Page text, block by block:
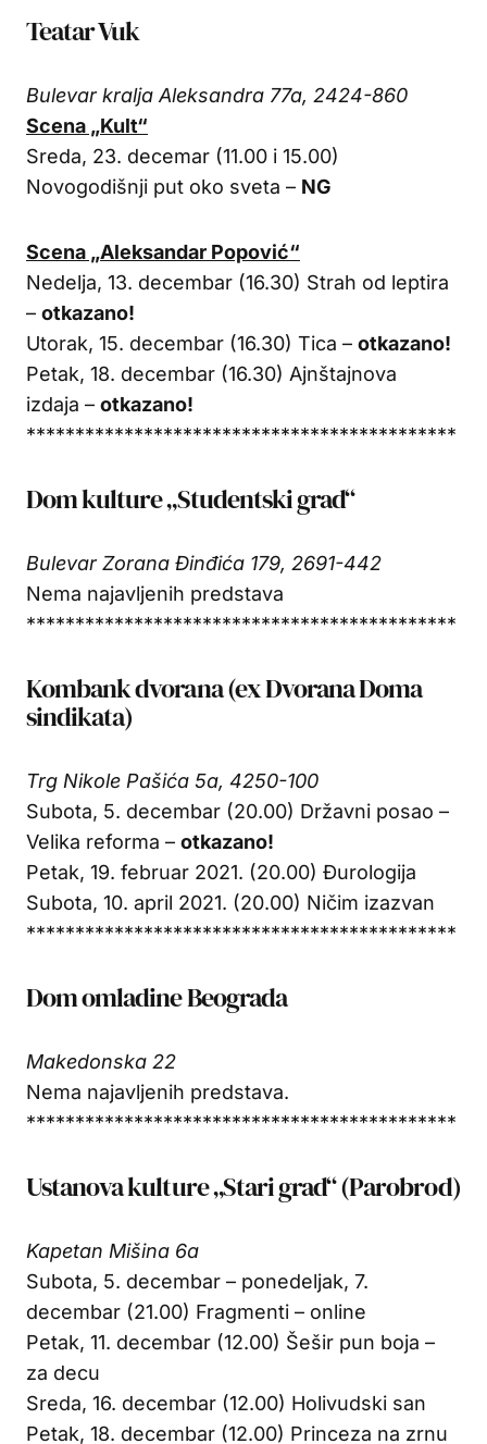
Teatar Vuk
Bulevar kralja Aleksandra 77a, 2424-860
Scena „Kult“
Sreda, 23. decemar (11.00 i 15.00)
Novogodišnji put oko sveta – NG
Scena „Aleksandar Popović“
Nedelja, 13. decembar (16.30) Strah od leptira
– otkazano!
Utorak, 15. decembar (16.30) Tica – otkazano!
Petak, 18. decembar (16.30) Ajnštajnova
izdaja – otkazano!
********************************************
Dom kulture „Studentski grad“
Bulevar Zorana Đinđića 179, 2691-442
Nema najavljenih predstava
********************************************
Kombank dvorana (ex Dvorana Doma
sindikata)
Trg Nikole Pašića 5a, 4250-100
Subota, 5. decembar (20.00) Državni posao –
Velika reforma – otkazano!
Petak, 19. februar 2021. (20.00) Đurologija
Subota, 10. april 2021. (20.00) Ničim izazvan
********************************************
Dom omladine Beograda
Makedonska 22
Nema najavljenih predstava.
********************************************
Ustanova kulture „Stari grad“ (Parobrod)
Kapetan Mišina 6a
Subota, 5. decembar – ponedeljak, 7.
decembar (21.00) Fragmenti – online
Petak, 11. decembar (12.00) Šešir pun boja –
za decu
Sreda, 16. decembar (12.00) Holivudski san
Petak, 18. decembar (12.00) Princeza na zrnu